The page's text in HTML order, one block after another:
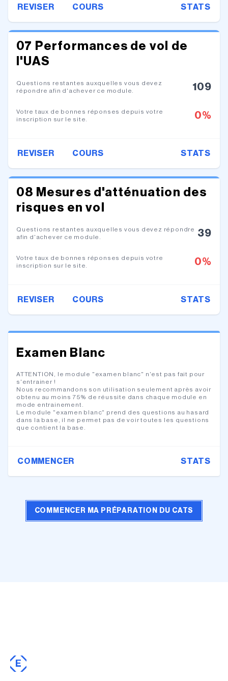
REVISER COURS STATS
07 Performances de vol de
l'UAS
Questions restantes auxquelles vous devez
répondre afin d'achever ce module.
109
Votre taux de bonnes réponses depuis votre
inscription sur le site.
0%
REVISER COURS STATS
08 Mesures d'atténuation des
risques en vol
Questions restantes auxquelles vous devez répondre
afin d'achever ce module.
39
Votre taux de bonnes réponses depuis votre
inscription sur le site.
0%
REVISER COURS STATS
Examen Blanc
ATTENTION, le module "examen blanc" n'est pas fait pour
s'entrainer !
Nous recommandons son utilisation seulement après avoir
obtenu au moins 75% de réussite dans chaque module en
mode entrainement.
Le module "examen blanc" prend des questions au hasard
dans la base, il ne permet pas de voir toutes les questions
que contient la base.
COMMENCER STATS
COMMENCER MA PRÉPARATION DU CATS
E